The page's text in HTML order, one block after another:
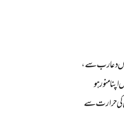
دعا رب سے،
منور ہو
کی حرارت سے